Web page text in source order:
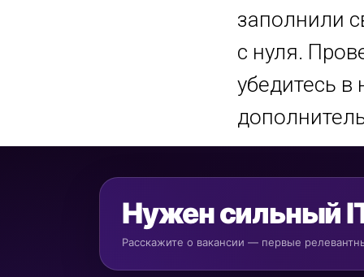
заполнили
с нуля.
убедитесь в
Нужен сильный
Расскажите о вакансии — первые